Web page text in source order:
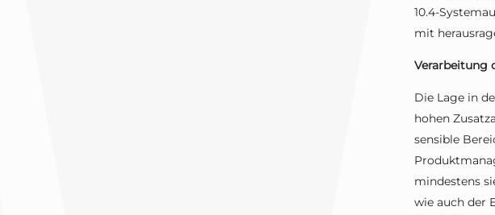
10.4-
mit
Verarbeitung
Die Lage in
hohen
sensible
mindestens
wie auch der